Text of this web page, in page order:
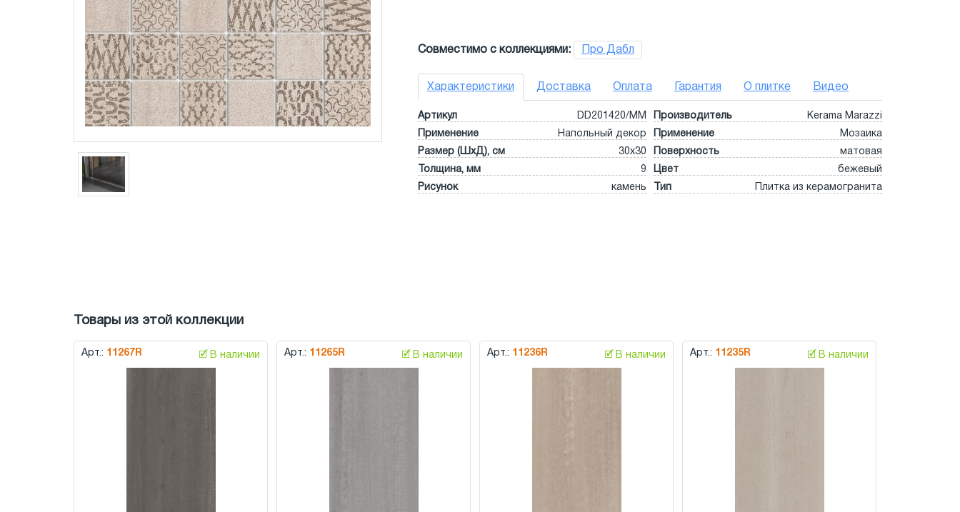
Совместимо с коллекциями: Про Дабл
Характеристики Доставка Оплата Гарантия О плитке Видео
Артикул DD201420/MM Производитель
Kerama Marazzi
Применение
Напольный декор Применение
Мозаика
Размер (ШхД), см
30x30 Поверхность
матовая
Толщина, мм
9 Цвет
бежевый
Рисунок
камень Тип Плитка из керамогранита
Товары из этой коллекции
Арт.: 11267R 🗹 В наличии Арт.: 11265R 🗹 В наличии Арт.: 11236R 🗹 В наличии Арт.: 11235R 🗹 В наличии